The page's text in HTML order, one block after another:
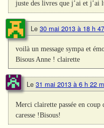
juste des livres que j’ai et
Le 30 mai 2013 à 18 h
voilà un message sympa et
Bisous Anne ! clairette
Le 31 mai 2013 à 6 h 22
Merci clairette passée en coup
caresse !Bisous!